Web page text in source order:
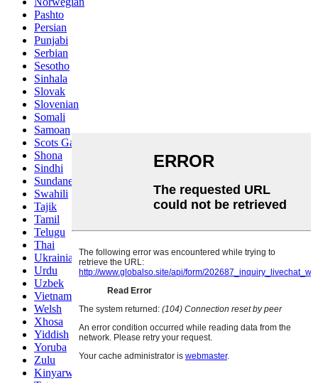
Pashto
Persian
Punjabi
Serbian
Sesotho
Sinhala
Slovak
Slovenian
Somali
Samoan
Scots Gaelic
Shona
Sindhi
Sundanese
Swahili
Tajik
Tamil
Telugu
Thai
Ukrainian
Urdu
Uzbek
Vietnamese
Welsh
Xhosa
Yiddish
Yoruba
Zulu
Kinyarwanda